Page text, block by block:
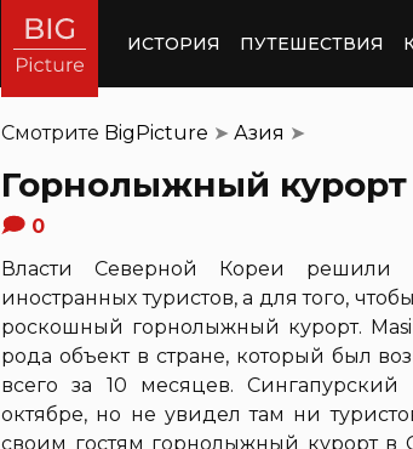
ИСТОРИЯ ПУТЕШЕСТВИЯ
Смотрите BigPicture ➤ Азия ➤
Горнолыжный
0
Власти Северной Кореи решили
иностранных туристов, а для того,
роскошный горнолыжный курорт.
рода объект в стране, который был
всего за 10 месяцев.
октябре, но не увидел там ни
своим гостям горнолыжный курорт в